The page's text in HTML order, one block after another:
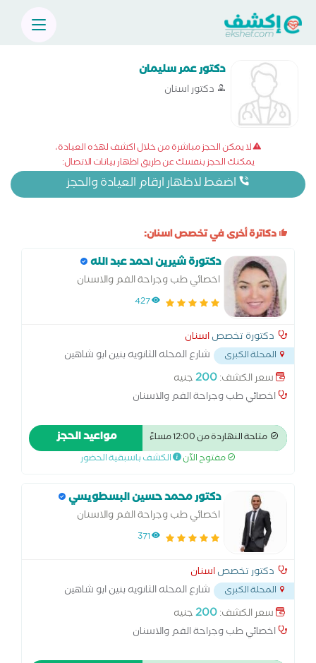
دكتور عمر سليمان
دكتور اسنان
لا يمكن الحجز مباشرة من خلال اكشف لهذه العيادة،
يمكنك الحجز بنفسك عن طريق اظهار بيانات الاتصال:
اضغط لاظهار ارقام العيادة والحجز
دكاترة أخرى في تخصص اسنان:
دكتورة شيرين احمد عبد الله
اخصائي طب وجراحة الفم والاسنان
427
دكتورة تخصصاسنان
المحلة الكبرى
شارع المحله الثانويه بنين ابو شاهين
المحله الكبري...
سعر الكشف:200جنيه
اخصائي طب وجراحة الفم والاسنان
متاحة النهاردة من 12:00 مساءً مواعيد الحجز
مفتوح الآن الكشف باسبقية الحضور
دكتور محمد حسين البسطويسي
اخصائي طب وجراحة الفم والاسنان
371
دكتور تخصصاسنان
المحلة الكبرى
شارع المحله الثانويه بنين ابو شاهين
المحله الكبري...
سعر الكشف:200جنيه
اخصائي طب وجراحة الفم والاسنان